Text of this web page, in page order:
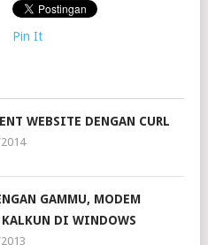
Pin It
WEBSITE DENGAN CURL
GAMMU, MODEM
DI WINDOWS